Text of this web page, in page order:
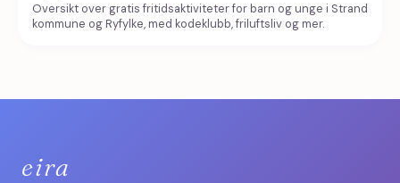
Oversikt over gratis fritidsaktiviteter for barn og unge i Strand
kommune og Ryfylke, med kodeklubb, friluftsliv og mer.
eira